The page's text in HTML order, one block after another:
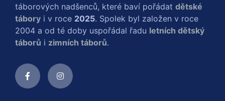
táborových nadšenců, které baví pořádat dětské
tábory i v roce 2025. Spolek byl založen v roce
2004 a od té doby uspořádal řadu letních dětský
táborů i zimních táborů.